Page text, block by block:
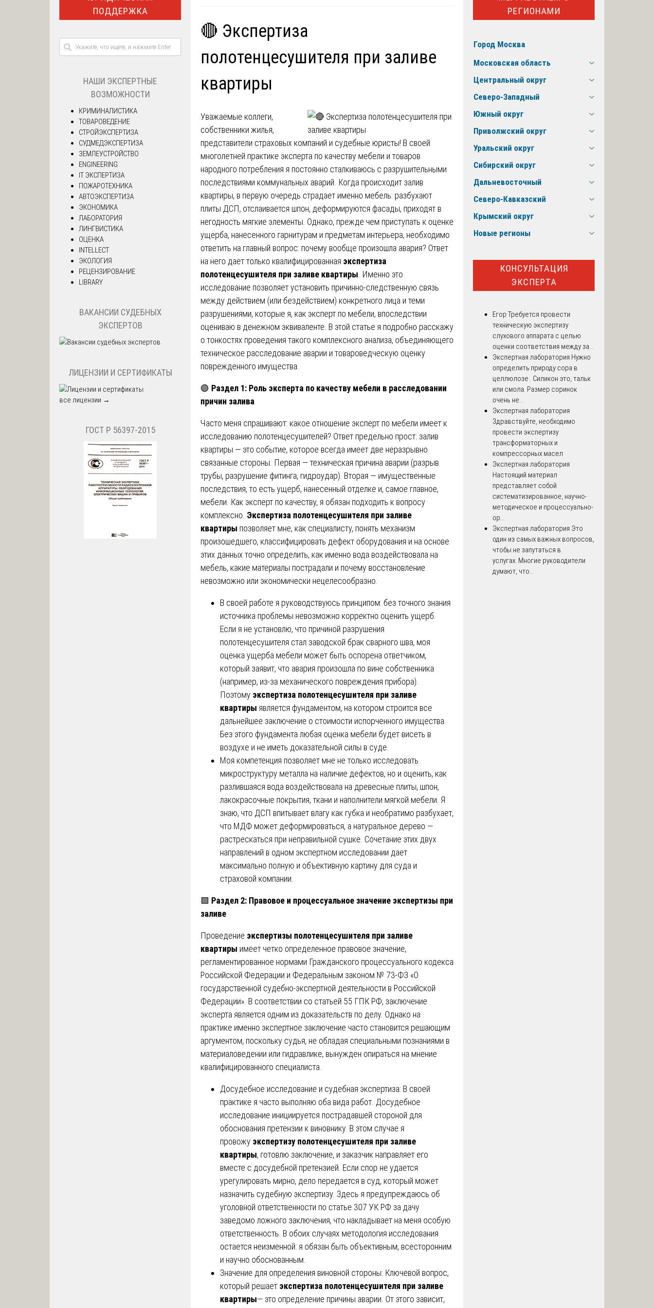
🔴 Экспертиза
полотенцесушителя при заливе
квартиры
Уважаемые коллеги,
собственники жилья,
представители страховых компаний и судебные юристы! В своей
многолетней практике эксперта по качеству мебели и товаров
народного потребления я постоянно сталкиваюсь с разрушительными
последствиями коммунальных аварий. Когда происходит залив
квартиры, в первую очередь страдает именно мебель: разбухают
плиты ДСП, отслаивается шпон, деформируются фасады, приходят в
негодность мягкие элементы. Однако, прежде чем приступать к оценке
ущерба, нанесенного гарнитурам и предметам интерьера, необходимо
ответить на главный вопрос: почему вообще произошла авария? Ответ
на него дает только квалифицированная экспертиза
полотенцесушителя при заливе квартиры . Именно это
исследование позволяет установить причинно-следственную связь
между действием (или бездействием) конкретного лица и теми
разрушениями, которые я, как эксперт по мебели, впоследствии
оцениваю в денежном эквиваленте. В этой статье я подробно расскажу
о тонкостях проведения такого комплексного анализа, объединяющего
техническое расследование аварии и товароведческую оценку
поврежденного имущества.
🟢 Раздел 1: Роль эксперта по качеству мебели в расследовании
причин залива
Часто меня спрашивают: какое отношение эксперт по мебели имеет к
исследованию полотенцесушителей? Ответ предельно прост: залив
квартиры — это событие, которое всегда имеет две неразрывно
связанные стороны. Первая — техническая причина аварии (разрыв
трубы, разрушение фитинга, гидроудар). Вторая — имущественные
последствия, то есть ущерб, нанесенный отделке и, самое главное,
мебели. Как эксперт по качеству, я обязан подходить к вопросу
комплексно. Экспертиза полотенцесушителя при заливе
квартиры позволяет мне, как специалисту, понять механизм
произошедшего, классифицировать дефект оборудования и на основе
этих данных точно определить, как именно вода воздействовала на
мебель, какие материалы пострадали и почему восстановление
невозможно или экономически нецелесообразно.
В своей работе я руководствуюсь принципом: без точного знания
источника проблемы невозможно корректно оценить ущерб.
Если я не установлю, что причиной разрушения
полотенцесушителя стал заводской брак сварного шва, моя
оценка ущерба мебели может быть оспорена ответчиком,
который заявит, что авария произошла по вине собственника
(например, из-за механического повреждения прибора).
Поэтому экспертиза полотенцесушителя при заливе
квартиры является фундаментом, на котором строится все
дальнейшее заключение о стоимости испорченного имущества.
Без этого фундамента любая оценка мебели будет висеть в
воздухе и не иметь доказательной силы в суде.
Моя компетенция позволяет мне не только исследовать
микроструктуру металла на наличие дефектов, но и оценить, как
разлившаяся вода воздействовала на древесные плиты, шпон,
лакокрасочные покрытия, ткани и наполнители мягкой мебели. Я
знаю, что ДСП впитывает влагу как губка и необратимо разбухает,
что МДФ может деформироваться, а натуральное дерево —
растрескаться при неправильной сушке. Сочетание этих двух
направлений в одном экспертном исследовании дает
максимально полную и объективную картину для суда и
страховой компании.
🟩 Раздел 2: Правовое и процессуальное значение экспертизы при
заливе
Проведение экспертизы полотенцесушителя при заливе
квартиры имеет четко определенное правовое значение,
регламентированное нормами Гражданского процессуального кодекса
Российской Федерации и Федеральным законом № 73-ФЗ «О
государственной судебно-экспертной деятельности в Российской
Федерации». В соответствии со статьей 55 ГПК РФ, заключение
эксперта является одним из доказательств по делу. Однако на
практике именно экспертное заключение часто становится решающим
аргументом, поскольку судья, не обладая специальными познаниями в
материаловедении или гидравлике, вынужден опираться на мнение
квалифицированного специалиста.
Досудебное исследование и судебная экспертиза: В своей
практике я часто выполняю оба вида работ. Досудебное
исследование инициируется пострадавшей стороной для
обоснования претензии к виновнику. В этом случае я
провожу экспертизу полотенцесушителя при заливе
квартиры, готовлю заключение, и заказчик направляет его
вместе с досудебной претензией. Если спор не удается
урегулировать мирно, дело передается в суд, который может
назначить судебную экспертизу. Здесь я предупреждаюсь об
уголовной ответственности по статье 307 УК РФ за дачу
заведомо ложного заключения, что накладывает на меня особую
ответственность. В обоих случаях методология исследования
остается неизменной: я обязан быть объективным, всесторонним
и научно обоснованным.
Значение для определения виновной стороны: Ключевой вопрос,
который решает экспертиза полотенцесушителя при заливе
квартиры— это определение причины аварии. От этого зависит,
ПОДДЕРЖКА
НАШИ ЭКСПЕРТНЫЕ
ВОЗМОЖНОСТИ
КРИМИНАЛИСТИКА
ТОВАРОВЕДЕНИЕ
СТРОЙЭКСПЕРТИЗА
СУДМЕДЭКСПЕРТИЗА
ЗЕМЛЕУСТРОЙСТВО
ENGINEERING
IT ЭКСПЕРТИЗА
ПОЖАРОТЕХНИКА
АВТОЭКСПЕРТИЗА
ЭКОНОМИКА
ЛАБОРАТОРИЯ
ЛИНГВИСТИКА
ОЦЕНКА
INTELLECT
ЭКОЛОГИЯ
РЕЦЕНЗИРОВАНИЕ
LIBRARY
ВАКАНСИИ СУДЕБНЫХ
ЭКСПЕРТОВ
ЛИЦЕНЗИИ И СЕРТИФИКАТЫ
все лицензии →
ГОСТ Р 56397-2015
РЕГИОНАМИ
Город Москва
Московская область
Центральный округ
Северо-Западный
Южный округ
Приволжский округ
Уральский округ
Сибирский округ
Дальневосточный
Северо-Кавказский
Крымский округ
Новые регионы
КОНСУЛЬТАЦИЯ
ЭКСПЕРТА
Егор Требуется провести
техническую экспертизу
слухового аппарата с целью
оценки соответствия между за...
Экспертная лаборатория Нужно
определить природу сора в
целлюлозе . Силикон это, тальк
или смола. Размер соринок
очень не...
Экспертная лаборатория
Здравствуйте, необходимо
провести экспертизу
трансформаторных и
компрессорных масел
Экспертная лаборатория
Настоящий материал
представляет собой
систематизированное, научно-
методическое и процессуально-
ор...
Экспертная лаборатория Это
один из самых важных вопросов,
чтобы не запутаться в
услугах. Многие руководители
думают, что...